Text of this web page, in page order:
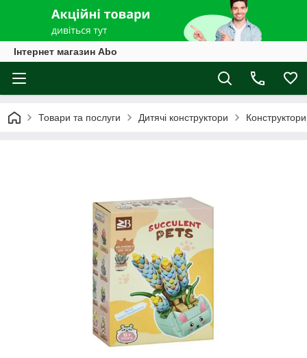
Інтернет магазин Abo
Товари та послуги Дитячі конструктори